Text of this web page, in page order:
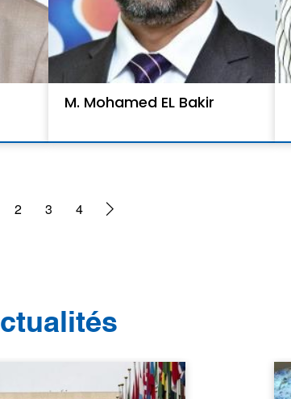
M. Mohamed EL Bakir
2 3 4
Actualités